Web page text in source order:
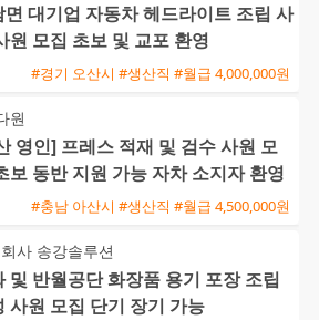
면 대기업 자동차 헤드라이트 조립 사
원 모집 초보 및 교포 환영
#경기 오산시 #생산직 #월급 4,000,000원
원
영인] 프레스 적재 및 검수 사원 모
보 동반 지원 가능 자차 소지자 환영
#충남 아산시 #생산직 #월급 4,500,000원
사 송강솔루션
및 반월공단 화장품 용기 포장 조립
사원 모집 단기 장기 가능